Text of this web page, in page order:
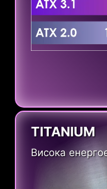
TITANIUM
Висока